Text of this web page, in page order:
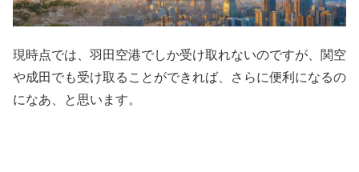
現時点では、羽田空港でしか受け取れないのですが、関空
や成田でも受け取ることができれば、さらに便利になるの
になあ、と思います。